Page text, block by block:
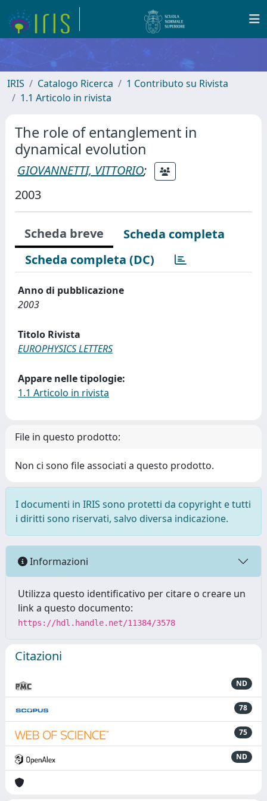
IRIS Catalogo Ricerca
1 Contributo su Rivista
1.1 Articolo in rivista
The role of entanglement in
dynamical evolution
GIOVANNETTI, VITTORIO;
2003
Scheda breve
Scheda completa
Scheda completa (DC)
Anno di pubblicazione
2003
Titolo Rivista
EUROPHYSICS LETTERS
Appare nelle tipologie:
1.1 Articolo in rivista
File in questo prodotto:
Non ci sono file associati a questo prodotto.
I documenti in IRIS sono protetti da copyright e tutti
i diritti sono riservati, salvo diversa indicazione.
Informazioni
Utilizza questo identificativo per citare o creare un
link a questo documento:
https://hdl.handle.net/11384/3578
Citazioni
ND
78
75
ND